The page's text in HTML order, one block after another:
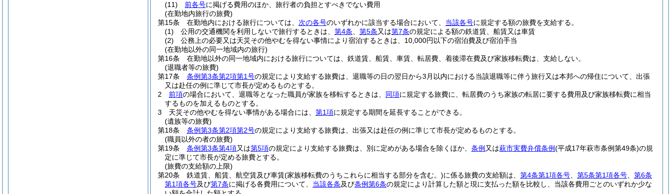
(11)
前各号に掲げる費用のほか、旅行者の負担とすべきでない費用
(在勤地内旅行の旅費)
第15条
在勤地内における旅行については、 次の各号のいずれかに該当する場合において、 当該各号に規定する額の旅費を支給する。
(1)
公用の交通機関を利用しないで旅行するときは、 第4条 第5条又は第7条の規定による額の鉄道賃、船賃又は車賃
(2)
公務上の必要又は天災その他やむを得ない事情により宿泊するときは、10,000円以下の宿泊費及び宿泊手当
(在勤地以外の同一地域内の旅行)
第16条
在勤地以外の同一地域内における旅行については、鉄道賃、船賃、車賃、転居費、着後滞在費及び家族移転費は、支給しない。
(退職者等の旅費)
第17条
条例第3条第2項第1号の規定により支給する旅費は、退職等の日の翌日から3月以内における当該退職等に伴う旅行又は本邦への帰住について、出張
又は赴任の例に準じて市長が定めるものとする。
2
前項の場合において、退職等となった職員が家族を移転するときは、 同項に規定する旅費に、転居費のうち家族の転居に要する費用及び家族移転費に相当
するものを加えるものとする。
3
天災その他やむを得ない事情がある場合には、 第1項に規定する期間を延長することができる。
(遺族等の旅費)
第18条
条例第3条第2項第2号の規定により支給する旅費は、出張又は赴任の例に準じて市長が定めるものとする。
(職員以外の者の旅費)
第19条
条例第3条第4項又は第5項の規定により支給する旅費は、別に定めがある場合を除くほか、 条例 又は萩市実費弁償条例(平成17年萩市条例第49条)の規
定に準じて市長が定める旅費とする。
(旅費の支給額の上限)
第20条
鉄道賃、船賃、航空賃及び車賃(家族移転費のうちこれらに相当する部分を含む。)に係る旅費の支給額は、 第4条第1項各号 第5条第1項各号
第6条
第1項各号及び第7条に掲げる各費用について、 当該各条及び条例第6条の規定により計算した額と現に支払った額を比較し、当該各費用ごとのいずれか少な